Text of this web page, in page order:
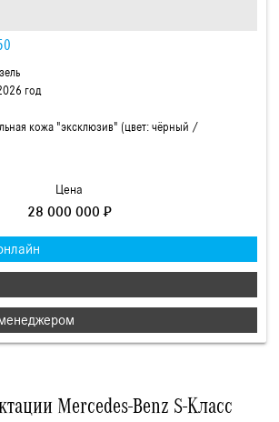
год
кожа "эксклюзив" (цвет: чёрный /
Цена
28 000 000 ₽
Mercedes-Benz S-Класс